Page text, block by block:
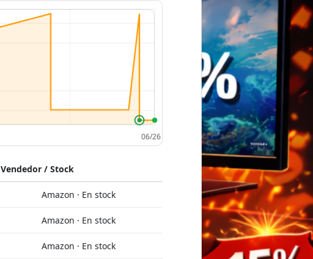
Vendedor / Stock
Amazon · En stock
Amazon · En stock
Amazon · En stock